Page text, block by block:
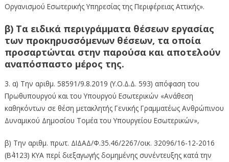
Οργανισμού Εσωτερικής Υπηρεσίας της Περιφέρειας Αττικής».
β) Τα ειδικά περιγράμματα θέσεων εργασίας
των προκηρυσσόμενων θέσεων, τα οποία
προσαρτώνται στην παρούσα και αποτελούν
αναπόσπαστο μέρος της.
3. α) Την αριθμ. 58591/9.8.2019 (Υ.Ο.Δ.Δ. 593) απόφαση του
Πρωθυπουργού και του Υπουργού Εσωτερικών «Ανάθεση
καθηκόντων σε θέση μετακλητής Γενικής Γραμματέως Ανθρώπινου
Δυναμικού Δημοσίου Τομέα του Υπουργείου Εσωτερικών»,
β) Την αριθμ. πρωτ. ΔΙΔΑΔ/Φ.35.46/2267/οικ. 32096/16-12-2016
(Β΄4123) ΚΥΑ περί διεξαγωγής δομημένης συνέντευξης κατά την